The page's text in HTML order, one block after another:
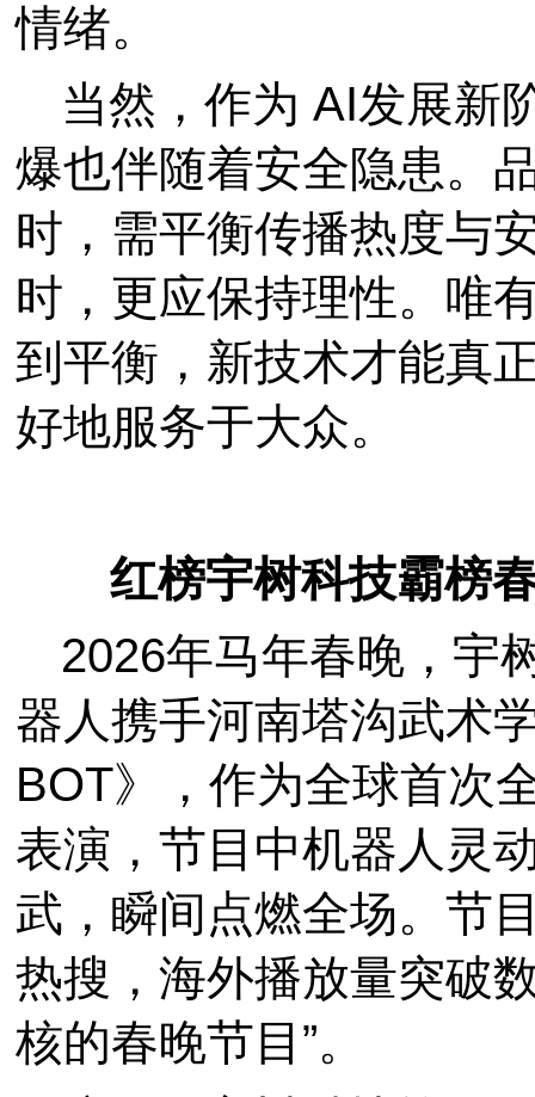
情绪。
当然，作为 AI发展新
爆也伴随着安全隐患。
时，需平衡传播热度与
时，更应保持理性。唯
到平衡，新技术才能真
好地服务于大众。
红榜宇树科技霸榜
2026年马年春晚，宇
器人携手河南塔沟武术
BOT》，作为全球首次
表演，节目中机器人灵
武，瞬间点燃全场。节
热搜，海外播放量突破
核的春晚节目”。